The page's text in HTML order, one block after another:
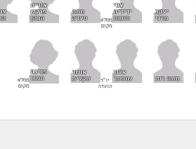
יעקב
מרגי
צבי
ידידיה
סוכות ממלא
מקום
משה
סעדה
אורית
פרקש
הכהן
משה רוט
אלון
שוסטר יו"ר
הועדה
אושר
שקלים
פנינה
תמנו ממלא
מקום